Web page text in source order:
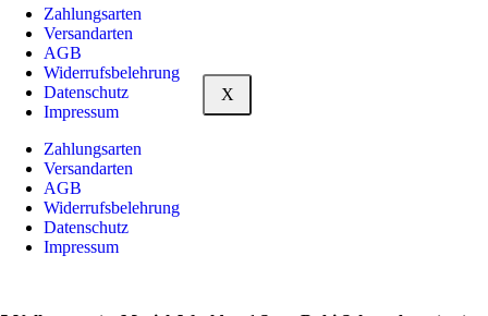
X
Zahlungsarten
Versandarten
AGB
Widerrufsbelehrung
Datenschutz
Impressum
Zahlungsarten
Versandarten
AGB
Widerrufsbelehrung
Datenschutz
Impressum